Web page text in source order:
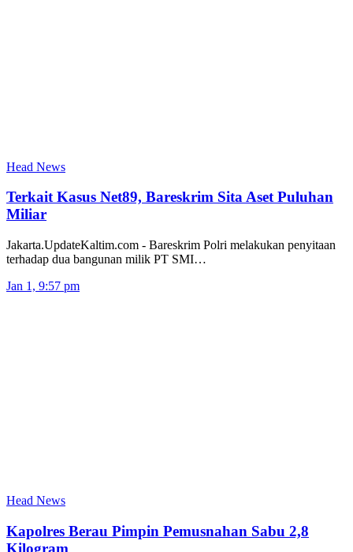
Head News
Terkait Kasus Net89, Bareskrim Sita Aset Puluhan
Miliar
Jakarta.UpdateKaltim.com - Bareskrim Polri melakukan penyitaan
terhadap dua bangunan milik PT SMI…
Jan 1, 9:57 pm
Head News
Kapolres Berau Pimpin Pemusnahan Sabu 2,8
Kilogram